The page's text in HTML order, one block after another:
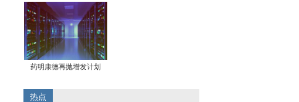
药明康德再抛增发计划
热点